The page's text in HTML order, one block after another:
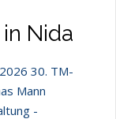
Nida
2026 30. TM-
Mann
-